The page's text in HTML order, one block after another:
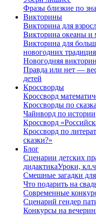
Фразы близкие по
Викторины
Викторина для
Викторина океаны и
Викторина для
новогодних
Новогодняя
Правда или нет —
детей
Кроссворды
Кроссворд
Кроссворды по
Чайнворд по истории
Кроссворд
Кроссворд по
сказки?»
Блог
Сценарии детских
дидактикаУроки,
Смешные загадки для
Что подарить на
Современные
Сценарий гендер
Конкурсы на